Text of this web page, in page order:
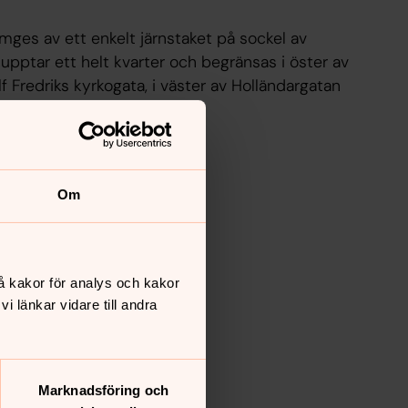
Om
kakor för analys och kakor
länkar vidare till andra
Marknadsföring och
av ett enkelt järnstaket på sockel av
ett helt kvarter och begränsas i öster av
Fredriks kyrkogata, i väster av Holländargatan